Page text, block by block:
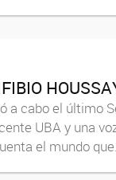
a cabo el último
UBA y una
el mundo